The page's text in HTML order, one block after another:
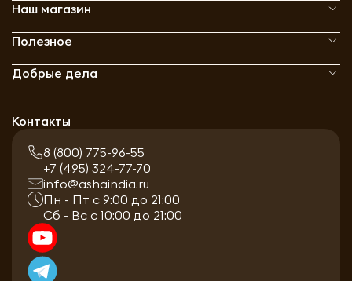
Наш магазин
Полезное
Добрые дела
Контакты
8 (800) 775-96-55
+7 (495) 324-77-70
info@ashaindia.ru
Пн - Пт с 9:00 до 21:00
Сб - Вс с 10:00 до 21:00